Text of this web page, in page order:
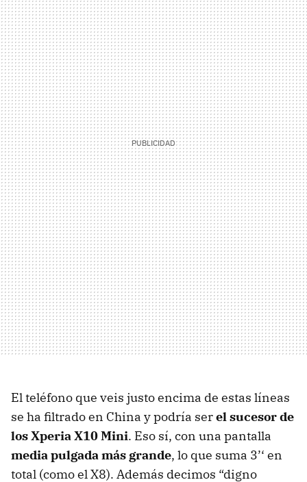
El teléfono que veis justo encima de estas líneas
se ha filtrado en China y podría serel sucesor de
los Xperia X10 Mini. Eso sí, con una pantalla
media pulgada más grande, lo que suma 3’‘ en
total (como el X8). Además decimos “digno